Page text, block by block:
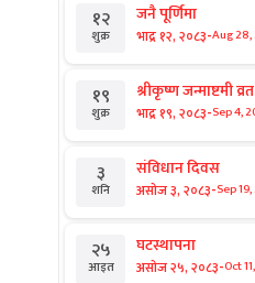
१२
शुक्र
जनै पूर्णिमा
भाद्र १२, २०८३-Aug
१९
शुक्र
श्रीकृष्ण जन्माष्टमी व्रत
भाद्र १९, २०८३-Sep 4,
३
शनि
संविधान दिवस
असोज ३, २०८३-Sep
२५
आइत
घटस्थापना
असोज २५, २०८३-Oct